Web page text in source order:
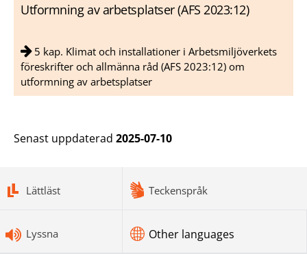
Utformning av arbetsplatser (AFS 2023:12)
5 kap. Klimat och installationer i Arbetsmiljöverkets
föreskrifter och allmänna råd (AFS 2023:12) om
utformning av arbetsplatser
Senast uppdaterad 2025-07-10
Lättläst Teckenspråk
Lyssna Other languages